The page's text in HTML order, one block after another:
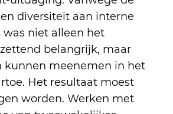
diversiteit aan interne
was niet alleen het
belangrijk, maar
kunnen meenemen in het
Het resultaat moest
worden. Werken met